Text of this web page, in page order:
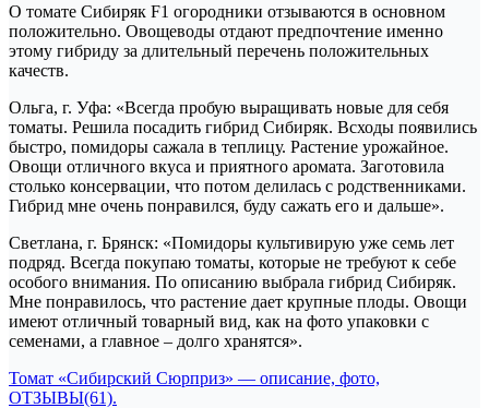
О томате Сибиряк F1 огородники отзываются в основном
положительно. Овощеводы отдают предпочтение именно
этому гибриду за длительный перечень положительных
качеств.
Ольга, г. Уфа: «Всегда пробую выращивать новые для себя
томаты. Решила посадить гибрид Сибиряк. Всходы появились
быстро, помидоры сажала в теплицу. Растение урожайное.
Овощи отличного вкуса и приятного аромата. Заготовила
столько консервации, что потом делилась с родственниками.
Гибрид мне очень понравился, буду сажать его и дальше».
Светлана, г. Брянск: «Помидоры культивирую уже семь лет
подряд. Всегда покупаю томаты, которые не требуют к себе
особого внимания. По описанию выбрала гибрид Сибиряк.
Мне понравилось, что растение дает крупные плоды. Овощи
имеют отличный товарный вид, как на фото упаковки с
семенами, а главное – долго хранятся».
Навигация
Томат «Сибирский Сюрприз» — описание, фото,
ОТЗЫВЫ(61).